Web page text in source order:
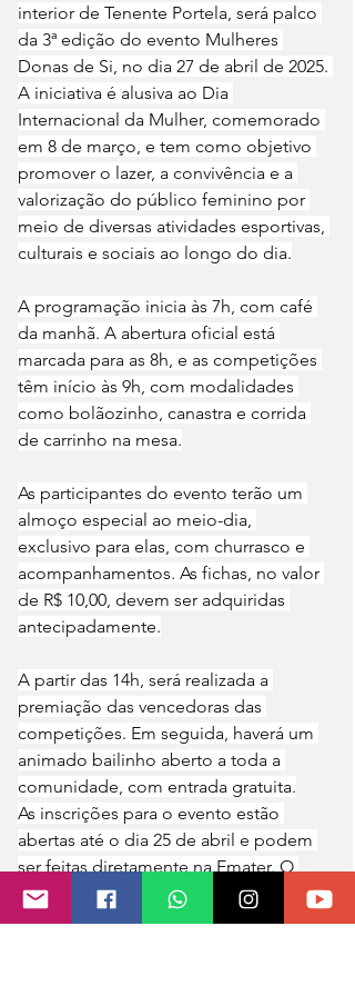
interior de Tenente Portela, será palco
da 3ª edição do evento Mulheres
Donas de Si, no dia 27 de abril de 2025.
A iniciativa é alusiva ao Dia
Internacional da Mulher, comemorado
em 8 de março, e tem como objetivo
promover o lazer, a convivência e a
valorização do público feminino por
meio de diversas atividades esportivas,
culturais e sociais ao longo do dia.
A programação inicia às 7h, com café
da manhã. A abertura oficial está
marcada para as 8h, e as competições
têm início às 9h, com modalidades
como bolãozinho, canastra e corrida
de carrinho na mesa.
As participantes do evento terão um
almoço especial ao meio-dia,
exclusivo para elas, com churrasco e
acompanhamentos. As fichas, no valor
de R$ 10,00, devem ser adquiridas
antecipadamente.
A partir das 14h, será realizada a
premiação das vencedoras das
competições. Em seguida, haverá um
animado bailinho aberto a toda a
comunidade, com entrada gratuita.
As inscrições para o evento estão
abertas até o dia 25 de abril e podem
ser feitas diretamente na Emater. O
roteiro dos transportes, que atenderá
as participantes das localidades do